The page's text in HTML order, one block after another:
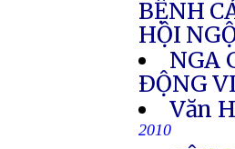
BỆNH
HỘI
NGA
ÐỘNG
Văn
2010